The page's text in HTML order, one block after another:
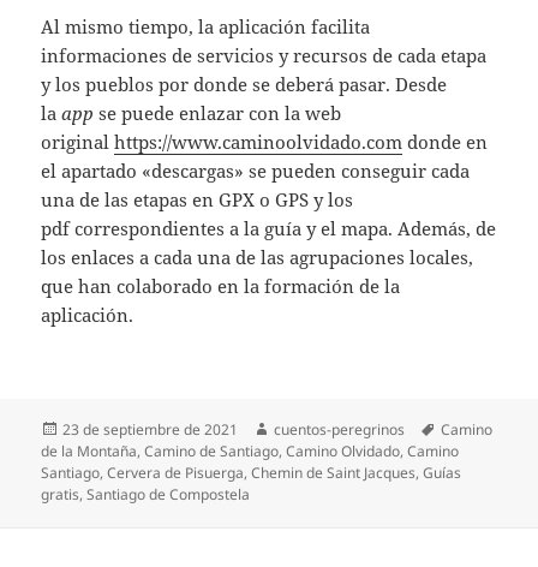
Al mismo tiempo, la aplicación facilita
informaciones de servicios y recursos de cada etapa
y los pueblos por donde se deberá pasar. Desde
laapp se puede enlazar con la web
originalhttps://www.caminoolvidado.com donde en
el apartado «descargas» se pueden conseguir cada
una de las etapas en GPX o GPS y los
pdf correspondientes a la guía y el mapa. Además, de
los enlaces a cada una de las agrupaciones locales,
que han colaborado en la formación de la
aplicación.
Publicado
el
23 de septiembre de 2021 Autor
cuentos-peregrinos Etiquetas
Camino
de la Montaña,Camino de Santiago,Camino Olvidado,Camino
Santiago,Cervera de Pisuerga,Chemin de Saint Jacques,Guías
gratis,Santiago de Compostela